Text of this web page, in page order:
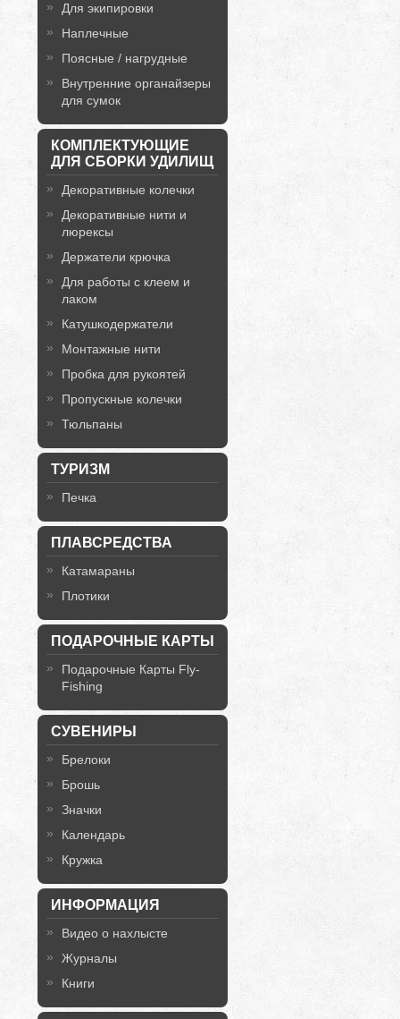
Для экипировки
Наплечные
Поясные / нагрудные
Внутренние органайзеры
для сумок
КОМПЛЕКТУЮЩИЕ
ДЛЯ СБОРКИ УДИЛИЩ
Декоративные колечки
Декоративные нити и
люрексы
Держатели крючка
Для работы с клеем и
лаком
Катушкодержатели
Монтажные нити
Пробка для рукоятей
Пропускные колечки
Тюльпаны
ТУРИЗМ
Печка
ПЛАВСРЕДСТВА
Катамараны
Плотики
ПОДАРОЧНЫЕ КАРТЫ
Подарочные Карты Fly-
Fishing
СУВЕНИРЫ
Брелоки
Брошь
Значки
Календарь
Кружка
ИНФОРМАЦИЯ
Видео о нахлысте
Журналы
Книги